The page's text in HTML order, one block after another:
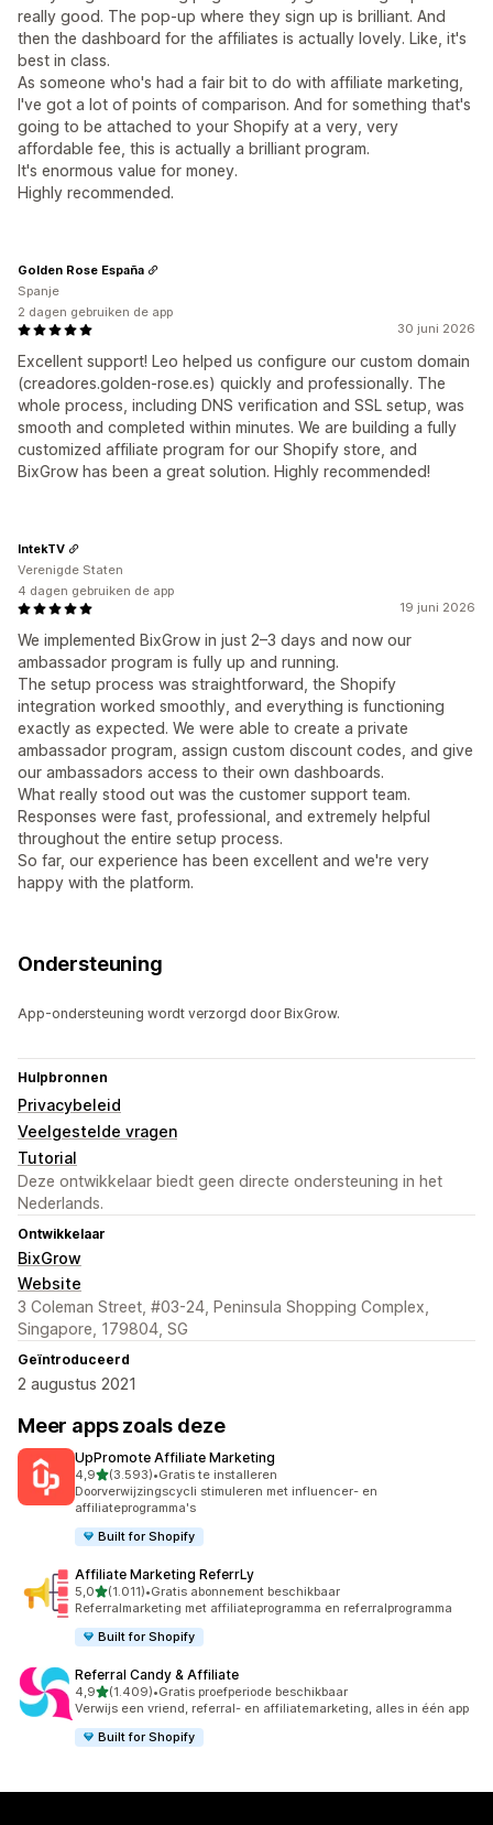
really good. The pop-up where they sign up is brilliant. And
then the dashboard for the affiliates is actually lovely. Like, it's
best in class.
As someone who's had a fair bit to do with affiliate marketing,
I've got a lot of points of comparison. And for something that's
going to be attached to your Shopify at a very, very
affordable fee, this is actually a brilliant program.
It's enormous value for money.
Highly recommended.
30 juni 2026
Excellent support! Leo helped us configure our custom domain
(creadores.golden-rose.es) quickly and professionally. The
whole process, including DNS verification and SSL setup, was
smooth and completed within minutes. We are building a fully
customized affiliate program for our Shopify store, and
BixGrow has been a great solution. Highly recommended!
Golden Rose España
Spanje
2 dagen gebruiken de app
19 juni 2026
We implemented BixGrow in just 2–3 days and now our
ambassador program is fully up and running.
The setup process was straightforward, the Shopify
integration worked smoothly, and everything is functioning
exactly as expected. We were able to create a private
ambassador program, assign custom discount codes, and give
our ambassadors access to their own dashboards.
What really stood out was the customer support team.
Responses were fast, professional, and extremely helpful
throughout the entire setup process.
So far, our experience has been excellent and we're very
happy with the platform.
IntekTV
Verenigde Staten
4 dagen gebruiken de app
Ondersteuning
App-ondersteuning wordt verzorgd door BixGrow.
Hulpbronnen
Privacybeleid
Veelgestelde vragen
Tutorial
Deze ontwikkelaar biedt geen directe ondersteuning in het
Nederlands.
Ontwikkelaar
BixGrow
Website
3 Coleman Street, #03-24, Peninsula Shopping Complex,
Singapore, 179804, SG
Geïntroduceerd
2 augustus 2021
Meer apps zoals deze
UpPromote Affiliate Marketing
4,9van 5 sterren
(3.593)
3593 recensies in totaal
•Gratis te installeren
Doorverwijzingscycli stimuleren met influencer- en
affiliateprogramma's
Built for Shopify
Affiliate Marketing ReferrLy
5,0van 5 sterren
(1.011)
1011 recensies in totaal
•Gratis abonnement beschikbaar
Referralmarketing met affiliateprogramma en referralprogramma
Built for Shopify
Referral Candy & Affiliate
4,9van 5 sterren
(1.409)
1409 recensies in totaal
•Gratis proefperiode beschikbaar
Verwijs een vriend, referral- en affiliatemarketing, alles in één app
Built for Shopify